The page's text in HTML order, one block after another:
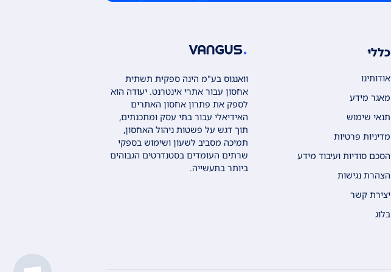
כללי
אודותינו
מאגר מידע
תנאי שימוש
מדיניות פרטיות
הסכם סודיות ועיבוד מידע
הצהרת נגישות
יצירת קשר
בלוג
וואנגוס בע"מ הינה ספקית תשתית
אחסון עבור אתרי אינטרנט. יעודה הוא
לספק את פתרון אחסון האתרים
האידיאלי עבור בתי עסק ומתכנתים,
תוך דגש על פשטות ניהול האחסון,
תמיכה מסביב לשעון ושימוש בספקי
שרתים העומדים בסטנדרטים הגבוהים
ביותר בתעשייה.